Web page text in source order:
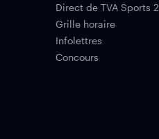
Direct de TVA Sports 2
Grille horaire
Infolettres
Concours